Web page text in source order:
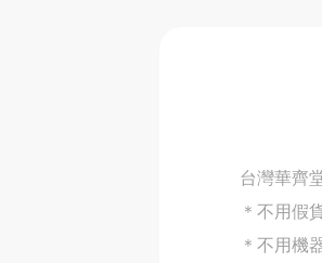
台灣華齊
＊不用假
＊不用機